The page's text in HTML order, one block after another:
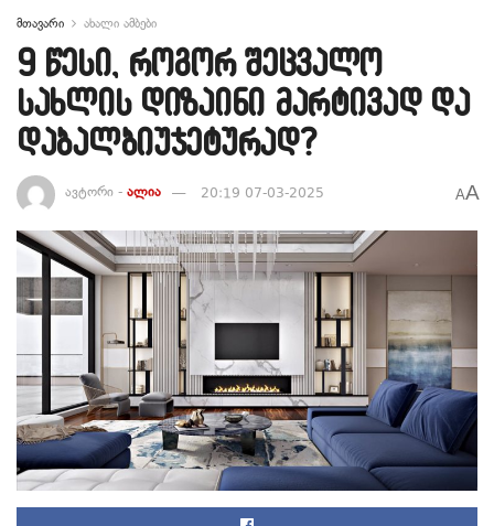
მთავარი ახალი ამბები
9 წესი, როგორ შეცვალო
სახლის დიზაინი მარტივად და
დაბალბიუჯეტურად?
ავტორი - ალია 20:19 07-03-2025 AA